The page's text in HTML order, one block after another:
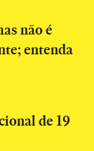
não é
entenda
de 19